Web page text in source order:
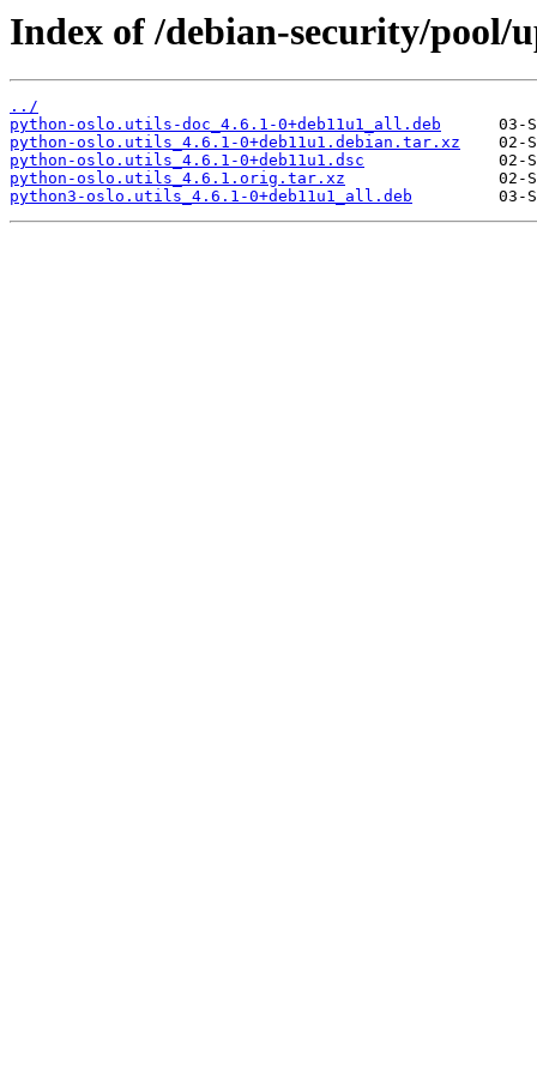
Index of /debian-security/pool/
../
python-oslo.utils-doc_4.6.1-0+deb11u1_all.deb
python-oslo.utils_4.6.1-0+deb11u1.debian.tar.xz
python-oslo.utils_4.6.1-0+deb11u1.dsc
python-oslo.utils_4.6.1.orig.tar.xz
python3-oslo.utils_4.6.1-0+deb11u1_all.deb